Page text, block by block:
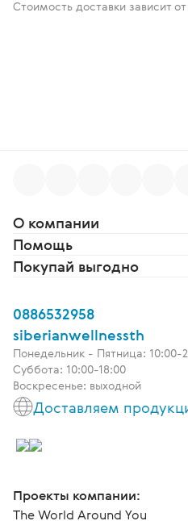
Стоимость доставки зависит
О компании
Помощь
Покупай выгодно
0886532958
siberianwellnessth
Понедельник - Пятница: 10:00-
Суббота: 10:00-18:00
Воскресенье: выходной
Доставляем
Проекты компании:
The World Around You